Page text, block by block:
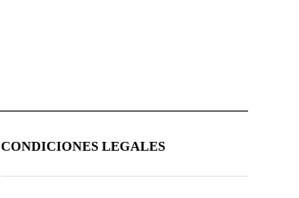
CONDICIONES LEGALES